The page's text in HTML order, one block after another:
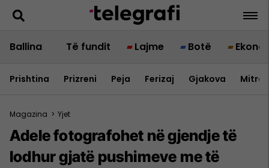
Ballina Të fundit Lajme Botë
Prishtina Prizreni Peja Ferizaj Gjakova
Magazina > Yjet
Adele fotografohet në gjendje të
lodhur gjatë pushimeve me të